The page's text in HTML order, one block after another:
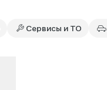
Сервисы и ТО